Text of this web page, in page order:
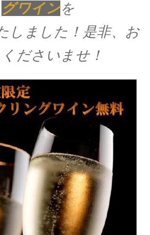
グワインを
しました！是非、お
ださいませ！